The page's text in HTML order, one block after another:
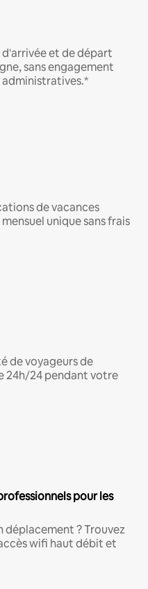
d'arrivée et de départ
sans engagement
de vacances
unique sans frais
de voyageurs de
24h/24 pendant votre
pour les
déplacement ? Trouvez
wifi haut débit et